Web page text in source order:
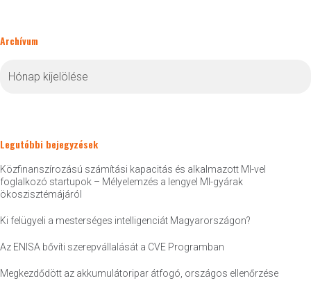
Archívum
Legutóbbi bejegyzések
Közfinanszírozású számítási kapacitás és alkalmazott MI-vel
foglalkozó startupok – Mélyelemzés a lengyel MI-gyárak
ökoszisztémájáról
Ki felügyeli a mesterséges intelligenciát Magyarországon?
Az ENISA bővíti szerepvállalását a CVE Programban
Megkezdődött az akkumulátoripar átfogó, országos ellenőrzése